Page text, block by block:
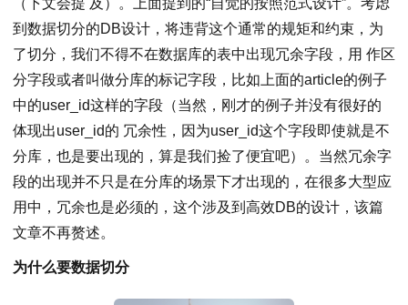
（下文会提 及）。上面提到的“自觉的按照范式设计”。考虑
到数据切分的DB设计，将违背这个通常的规矩和约束，为
了切分，我们不得不在数据库的表中出现冗余字段，用 作区
分字段或者叫做分库的标记字段，比如上面的article的例子
中的user_id这样的字段（当然，刚才的例子并没有很好的
体现出user_id的 冗余性，因为user_id这个字段即使就是不
分库，也是要出现的，算是我们捡了便宜吧）。当然冗余字
段的出现并不只是在分库的场景下才出现的，在很多大型应
用中，冗余也是必须的，这个涉及到高效DB的设计，该篇
文章不再赘述。
为什么要数据切分